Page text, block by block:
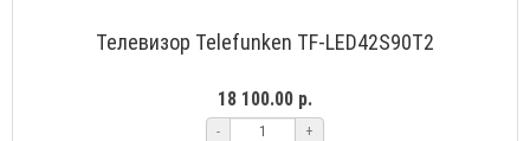
Телевизор Telefunken TF-LED42S90T2
18 100.00 р.
- +